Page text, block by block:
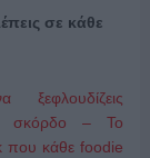
σε κάθε